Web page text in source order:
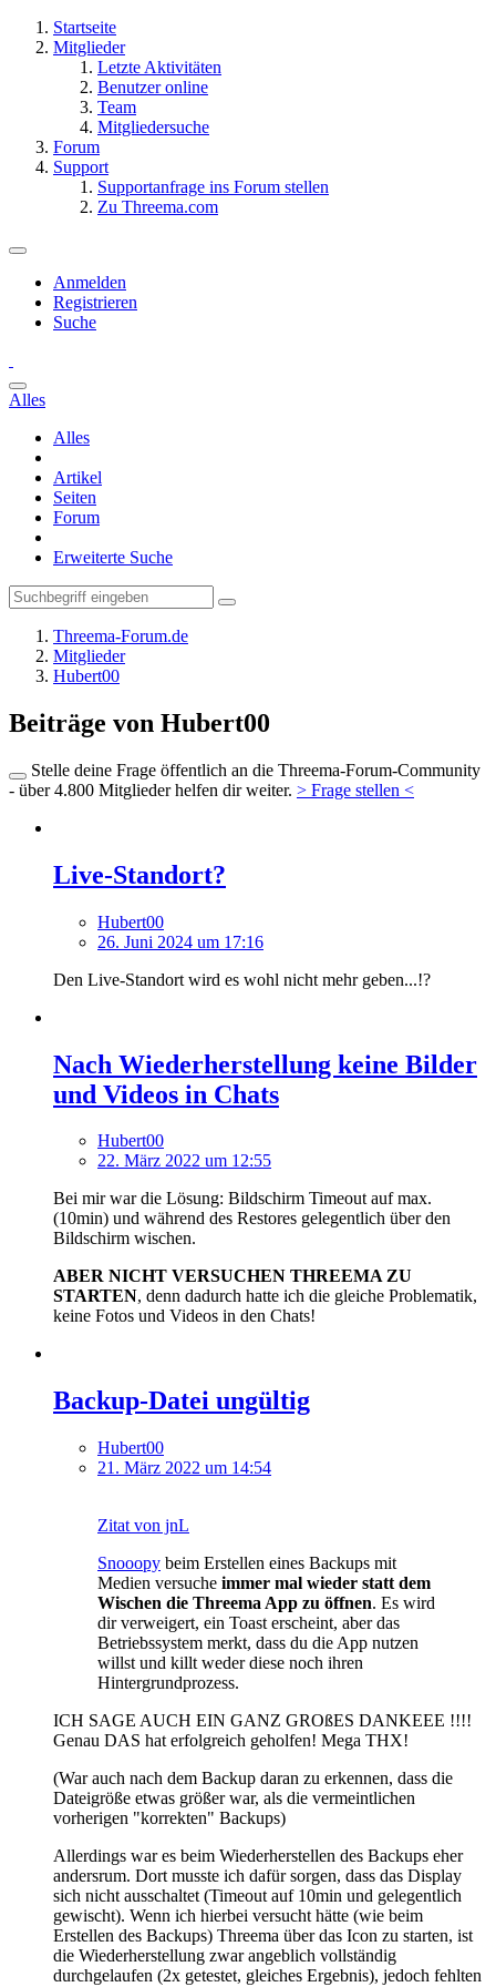
Startseite
Mitglieder
Letzte Aktivitäten
Benutzer online
Team
Mitgliedersuche
Forum
Support
Supportanfrage ins Forum stellen
Zu Threema.com
Anmelden
Registrieren
Suche
Alles
Alles
Artikel
Seiten
Forum
Erweiterte Suche
Threema-Forum.de
Mitglieder
Hubert00
Beiträge von Hubert00
Stelle deine Frage öffentlich an die Threema-Forum-Community
- über 4.800 Mitglieder helfen dir weiter. > Frage stellen <
Live-Standort?
Hubert00
26. Juni 2024 um 17:16
Den Live-Standort wird es wohl nicht mehr geben...!?
Nach Wiederherstellung keine Bilder
und Videos in Chats
Hubert00
22. März 2022 um 12:55
Bei mir war die Lösung: Bildschirm Timeout auf max.
(10min) und während des Restores gelegentlich über den
Bildschirm wischen.
ABER NICHT VERSUCHEN THREEMA ZU
STARTEN, denn dadurch hatte ich die gleiche Problematik,
keine Fotos und Videos in den Chats!
Backup-Datei ungültig
Hubert00
21. März 2022 um 14:54
Zitat von jnL
Snooopy beim Erstellen eines Backups mit
Medien versuche immer mal wieder statt dem
Wischen die Threema App zu öffnen. Es wird
dir verweigert, ein Toast erscheint, aber das
Betriebssystem merkt, dass du die App nutzen
willst und killt weder diese noch ihren
Hintergrundprozess.
ICH SAGE AUCH EIN GANZ GROßES DANKEEE !!!!
Genau DAS hat erfolgreich geholfen! Mega THX!
(War auch nach dem Backup daran zu erkennen, dass die
Dateigröße etwas größer war, als die vermeintlichen
vorherigen "korrekten" Backups)
Allerdings war es beim Wiederherstellen des Backups eher
andersrum. Dort musste ich dafür sorgen, dass das Display
sich nicht ausschaltet (Timeout auf 10min und gelegentlich
gewischt). Wenn ich hierbei versucht hätte (wie beim
Erstellen des Backups) Threema über das Icon zu starten, ist
die Wiederherstellung zwar angeblich vollständig
durchgelaufen (2x getestet, gleiches Ergebnis), jedoch fehlten